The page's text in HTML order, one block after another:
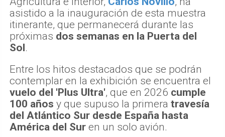
asistido a la inauguración de esta muestra
itinerante, que permanecerá durante las
próximas dos semanas en la Puerta del
Sol.
Entre los hitos destacados que se podrán
contemplar en la exhibición se encuentra el
vuelo del 'Plus Ultra', que en 2026 cumple
100 años y que supuso la primera travesía
del Atlántico Sur desde España hasta
América del Sur en un solo avión.